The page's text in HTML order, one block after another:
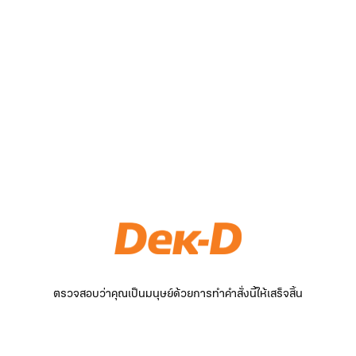
ตรวจสอบว่าคุณเป็นมนุษย์ด้วยการทำคำสั่งนี้ให้เสร็จสิ้น